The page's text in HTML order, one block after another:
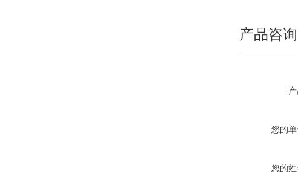
产品咨询
产
您的单
您的姓